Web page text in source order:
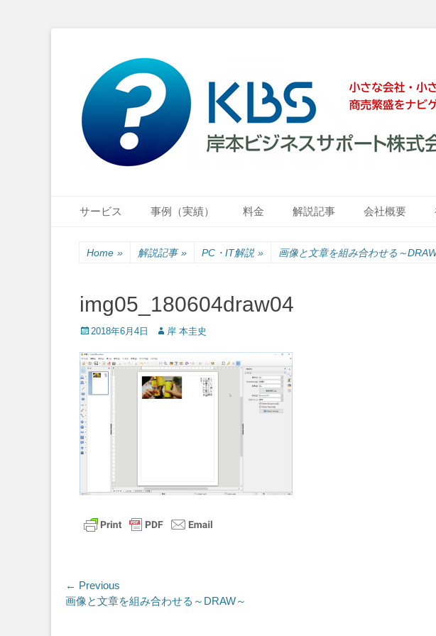
岸本ビジネスサポート株式
小さな会社・小さなお店のIT経営をナビゲーション
Primary Menu
サービス 事例（実績） 料金 解説記事 会社概要
Home » 解説記事 » PC・IT解説 » 画像と文章を組み合わせる～
img05_180604draw04
Posted
2018年6月4日 Author
岸 本圭史
投
稿
← Previous
Previous
画像と文章を組み合わせる～DRAW～